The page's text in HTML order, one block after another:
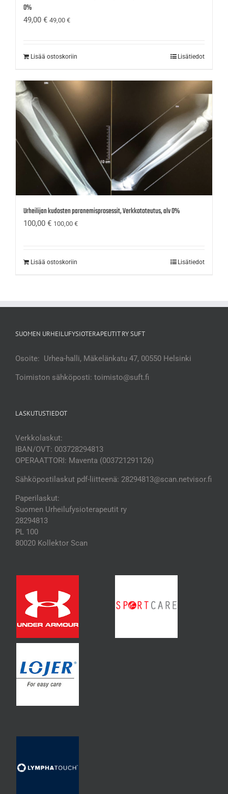
0%
49,00 € 49,00 €
Lisää ostoskoriin Lisätiedot
Urheilijan kudosten paranemisprosessit, Verkkototeutus, alv 0%
100,00 € 100,00 €
Lisää ostoskoriin Lisätiedot
SUOMEN URHEILUFYSIOTERAPEUTIT RY SUFT
Osoite: Urhea-halli, Mäkelänkatu 47, 00550 Helsinki
Toimiston sähköposti: toimisto@suft.fi
LASKUTUSTIEDOT
Verkkolaskut:
IBAN/OVT: 003728294813
OPERAATTORI: Maventa (003721291126)
Sähköpostilaskut pdf-liitteenä: 28294813@scan.netvisor.fi
Paperilaskut:
Suomen Urheilufysioterapeutit ry
28294813
PL 100
80020 Kollektor Scan